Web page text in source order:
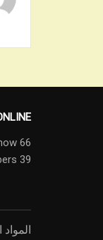
66 visitors online now
39 guests,